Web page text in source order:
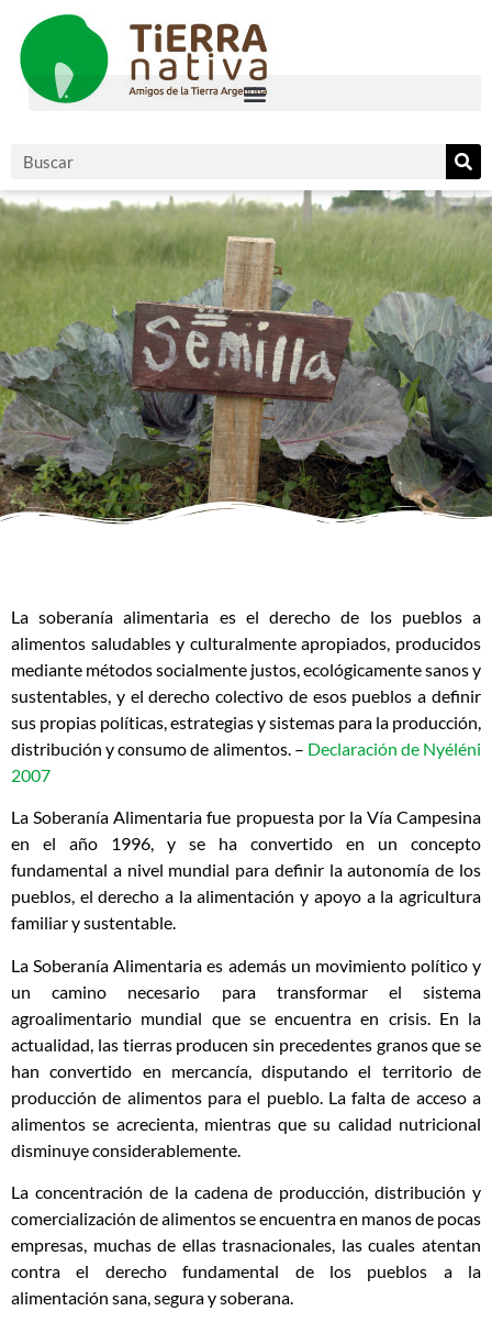
La soberanía alimentaria es el derecho de los pueblos a
alimentos saludables y culturalmente apropiados, producidos
mediante métodos socialmente justos, ecológicamente sanos y
sustentables, y el derecho colectivo de esos pueblos a definir
sus propias políticas, estrategias y sistemas para la producción,
distribución y consumo de alimentos. – Declaración de Nyéléni
2007
La Soberanía Alimentaria fue propuesta por la Vía Campesina
en el año 1996, y se ha convertido en un concepto
fundamental a nivel mundial para definir la autonomía de los
pueblos, el derecho a la alimentación y apoyo a la agricultura
familiar y sustentable.
La Soberanía Alimentaria es además un movimiento político y
un camino necesario para transformar el sistema
agroalimentario mundial que se encuentra en crisis. En la
actualidad, las tierras producen sin precedentes granos que se
han convertido en mercancía, disputando el territorio de
producción de alimentos para el pueblo. La falta de acceso a
alimentos se acrecienta, mientras que su calidad nutricional
disminuye considerablemente.
La concentración de la cadena de producción, distribución y
comercialización de alimentos se encuentra en manos de pocas
empresas, muchas de ellas trasnacionales, las cuales atentan
contra el derecho fundamental de los pueblos a la
alimentación sana, segura y soberana.